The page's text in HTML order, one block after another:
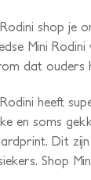
shop je
Mini
dat ouders
heeft
en soms
Dit
Shop